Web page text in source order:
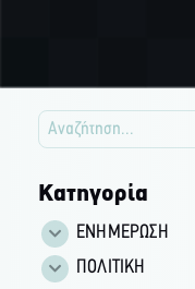
Κατηγορία
ΕΝΗΜΕΡΩΣΗ
ΠΟΛΙΤΙΚΗ